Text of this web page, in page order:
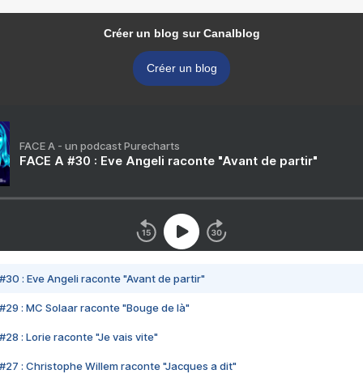
Créer un blog sur Canalblog
Créer un blog
FACE A - un podcast Purecharts
FACE A #30 : Eve Angeli raconte "Avant de partir"
#30 : Eve Angeli raconte "Avant de partir"
#29 : MC Solaar raconte "Bouge de là"
#28 : Lorie raconte "Je vais vite"
#27 : Christophe Willem raconte "Jacques a dit"